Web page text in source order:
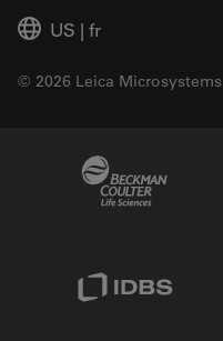
US | fr
© 2026 Leica Microsystems